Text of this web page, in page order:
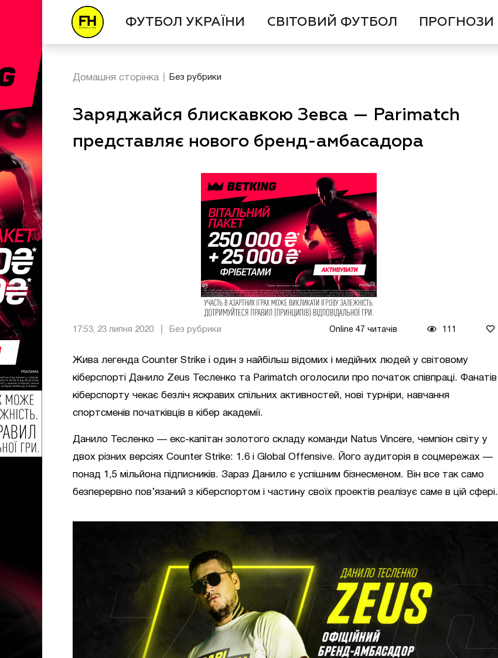
ФУТБОЛ УКРАЇНИ СВІТОВИЙ ФУТБОЛ ПРОГНОЗИ
Домашня сторінка Без рубрики
Заряджайся блискавкою Зевса — Parimatch
представляє нового бренд-амбасадора
17:53, 23 липня 2020 Без рубрики Online 47 читачів 111
Жива легенда Counter Strike і один з найбільш відомих і медійних людей у світовому
кіберспорті Данило Zeus Тесленко та Parimatch оголосили про початок співпраці. Фанатів
кіберспорту чекає безліч яскравих спільних активностей, нові турніри, навчання
спортсменів початківців в кібер академії.
Данило Тесленко — екс-капітан золотого складу команди Natus Vincere, чемпіон світу у
двох різних версіях Counter Strike: 1.6 і Global Offensive. Його аудиторія в соцмережах —
понад 1,5 мільйона підписників. Зараз Данило є успішним бізнесменом. Він все так само
безперервно пов’язаний з кіберспортом і частину своїх проектів реалізує саме в цій сфері.